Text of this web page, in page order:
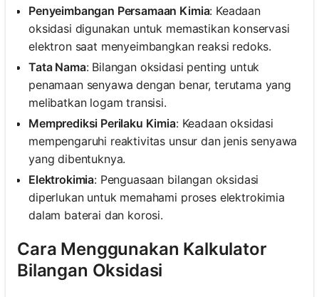
Penyeimbangan Persamaan Kimia: Keadaan
oksidasi digunakan untuk memastikan konservasi
elektron saat menyeimbangkan reaksi redoks.
Tata Nama: Bilangan oksidasi penting untuk
penamaan senyawa dengan benar, terutama yang
melibatkan logam transisi.
Memprediksi Perilaku Kimia: Keadaan oksidasi
mempengaruhi reaktivitas unsur dan jenis senyawa
yang dibentuknya.
Elektrokimia: Penguasaan bilangan oksidasi
diperlukan untuk memahami proses elektrokimia
dalam baterai dan korosi.
Cara Menggunakan Kalkulator
Bilangan Oksidasi